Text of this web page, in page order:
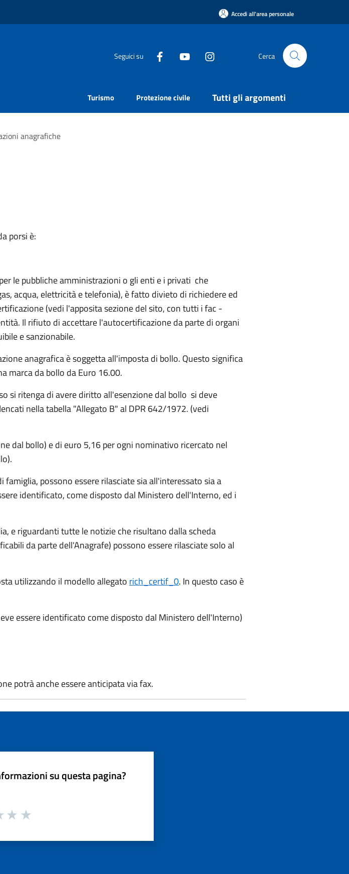
Accedi all'area personale
Seguici su Cerca
Turismo Protezione civile Tutti gli argomenti
anagrafiche
porsi è:
le pubbliche amministrazioni o gli enti e i privati che
acqua, elettricità e telefonia), è fatto divieto di richiedere ed
(vedi l'apposita sezione del sito, con tutti i fac -
Il rifiuto di accettare l'autocertificazione da parte di organi
e sanzionabile.
anagrafica è soggetta all'imposta di bollo. Questo significa
marca da bollo da Euro 16.00.
si ritenga di avere diritto all'esenzione dal bollo si deve
nella tabella "Allegato B" al DPR 642/1972. (vedi
dal bollo) e di euro 5,16 per ogni nominativo ricercato nel
possono essere rilasciate sia all'interessato sia a
identificato, come disposto dal Ministero dell'Interno, ed i
e riguardanti tutte le notizie che risultano dalla scheda
da parte dell'Anagrafe) possono essere rilasciate solo al
utilizzando il modello allegato rich_certif_0. In questo caso è
essere identificato come disposto dal Ministero dell'Interno)
potrà anche essere anticipata via fax.
su questa pagina?